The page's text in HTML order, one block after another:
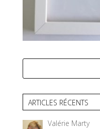
ARTICLES RÉCENTS
Valérie Marty